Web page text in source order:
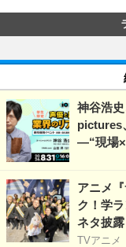
神谷浩
pictures
―“現場×
アニメ
ク！学
ネタ披露
TVアニメ